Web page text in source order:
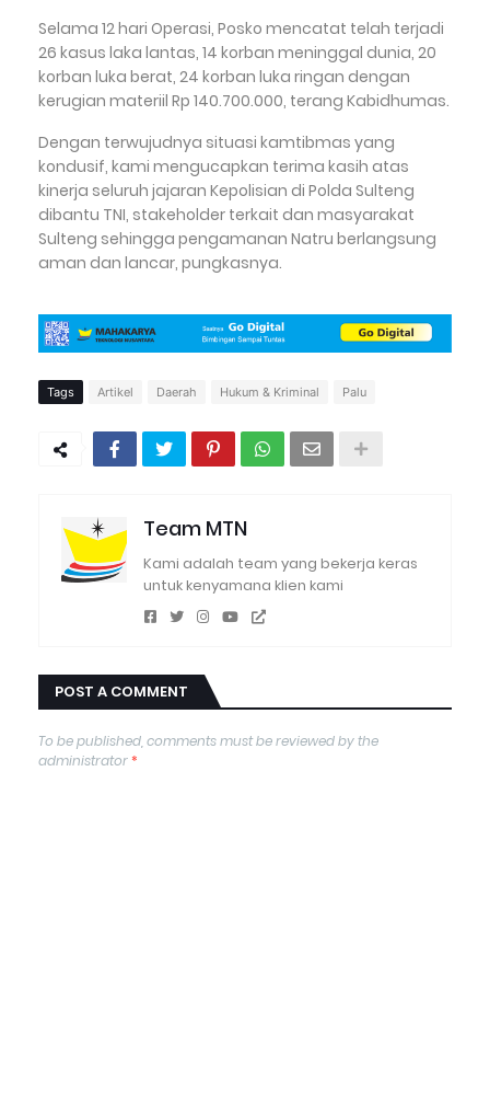
Selama 12 hari Operasi, Posko mencatat telah terjadi
26 kasus laka lantas, 14 korban meninggal dunia, 20
korban luka berat, 24 korban luka ringan dengan
kerugian materiil Rp 140.700.000, terang Kabidhumas.
Dengan terwujudnya situasi kamtibmas yang
kondusif, kami mengucapkan terima kasih atas
kinerja seluruh jajaran Kepolisian di Polda Sulteng
dibantu TNI, stakeholder terkait dan masyarakat
Sulteng sehingga pengamanan Natru berlangsung
aman dan lancar, pungkasnya.
Tags Artikel Daerah Hukum & Kriminal Palu
Team MTN
Kami adalah team yang bekerja keras
untuk kenyamana klien kami
POST A COMMENT
To be published, comments must be reviewed by the
administrator*